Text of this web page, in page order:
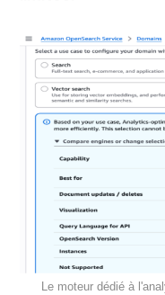
Le moteur dédié à